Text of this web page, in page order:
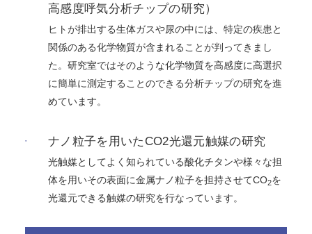
高感度呼気分析チップの研究）
ヒトが排出する生体ガスや尿の中には、特定の疾患と
関係のある化学物質が含まれることが判ってきまし
た。研究室ではそのような化学物質を高感度に高選択
に簡単に測定することのできる分析チップの研究を進
めています。
ナノ粒子を用いたCO2光還元触媒の研究
光触媒としてよく知られている酸化チタンや様々な担
体を用いその表面に金属ナノ粒子を担持させてCO2を
光還元できる触媒の研究を行なっています。